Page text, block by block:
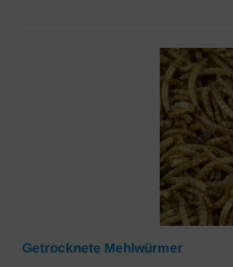
Getrocknete Mehlwürmer